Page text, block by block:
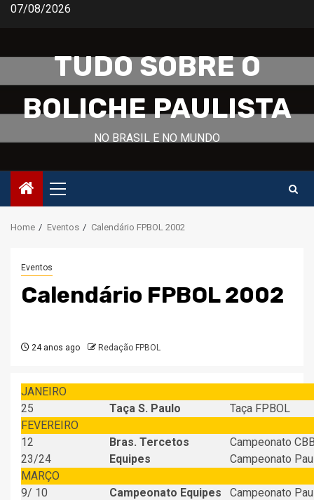
Skip07/08/2026
TUDO SOBRE O
BOLICHE PAULISTA
NO BRASIL E NO MUNDO
Primary
Menu
Home Eventos Calendário FPBOL 2002
Eventos
Calendário FPBOL 2002
24 anos ago Redação FPBOL
JANEIRO
25
Taça S. Paulo
Taça FPBOL
FEVEREIRO
12
Bras. Tercetos
Campeonato
23/24
Equipes
Campeonato
MARÇO
9/ 10
Campeonato Equipes
Campeonato